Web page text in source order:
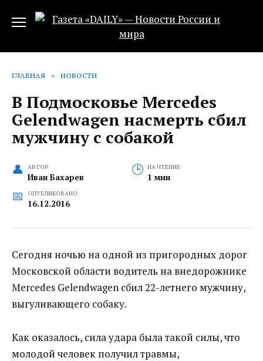
ГЛАВНАЯ » НОВОСТИ
В Подмосковье Mercedes
Gelendwagen насмерть сбил
мужчину с собакой
АВТОР
Иван Бахарев
НА ЧТЕНИЕ
1 мин
ОПУБЛИКОВАНО
16.12.2016
Сегодня ночью на одной из пригородных дорог
Московской области водитель на внедорожнике
Mercedes Gelendwagen сбил 22-летнего мужчину,
выгуливающего собаку.
Как оказалось, сила удара была такой силы, что
молодой человек получил травмы,